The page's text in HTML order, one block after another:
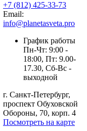
+7 (812) 425-33-73
Email:
info@planetasveta.pro
График работы
Пн-Чт: 9:00 -
18:00, Пт: 9.00-
17.30, Сб-Вс -
выходной
г. Санкт-Петербург,
проспект Обуховской
Обороны, 70, корп. 4
Посмотреть на карте